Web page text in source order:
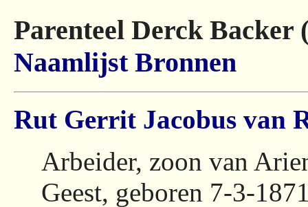
Parenteel Derck Backer
Naamlijst Bronnen
Rut Gerrit Jacobus van
Arbeider, zoon van
Geest, geboren 7-3-